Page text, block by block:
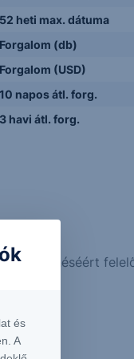
52 heti max. dátuma
Forgalom (db)
Forgalom (USD)
10 napos átl. forg.
3 havi átl. forg.
és
A